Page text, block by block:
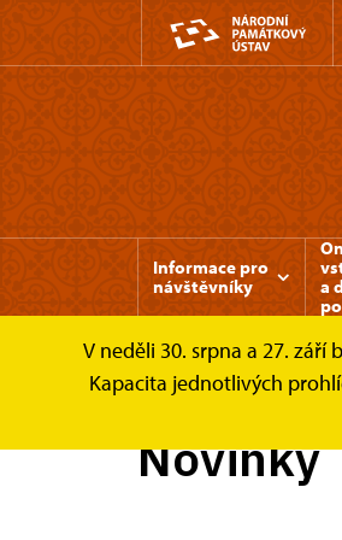
Informace pro
návštěvníky
a
V neděli 30. srpna a 27.
Kapacita jednotlivých
Grabštejn Zprávy
Novinky